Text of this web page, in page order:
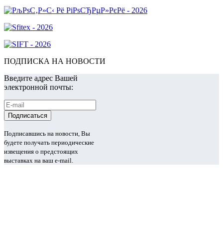
ПОДПИСКА НА НОВОСТИ
Введите адрес Вашей
электронной почты:
Подписавшись на новости, Вы
будете получать периодические
извещения о предстоящих
выставках на ваш e-mail.